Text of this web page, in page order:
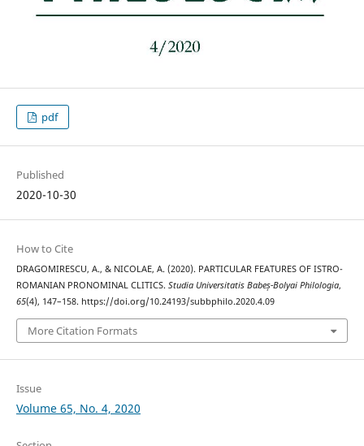
pdf
Published
2020-10-30
How to Cite
DRAGOMIRESCU, A., & NICOLAE, A. (2020). PARTICULAR FEATURES OF ISTRO-
ROMANIAN PRONOMINAL CLITICS. Studia Universitatis Babeș-Bolyai Philologia,
65(4), 147–158. https://doi.org/10.24193/subbphilo.2020.4.09
More Citation Formats
Issue
Volume 65, No. 4, 2020